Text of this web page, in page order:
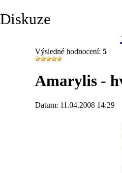
Diskuze
Výsledné hodnocení: 5
Amarylis -
Datum: 11.04.2008 14:29